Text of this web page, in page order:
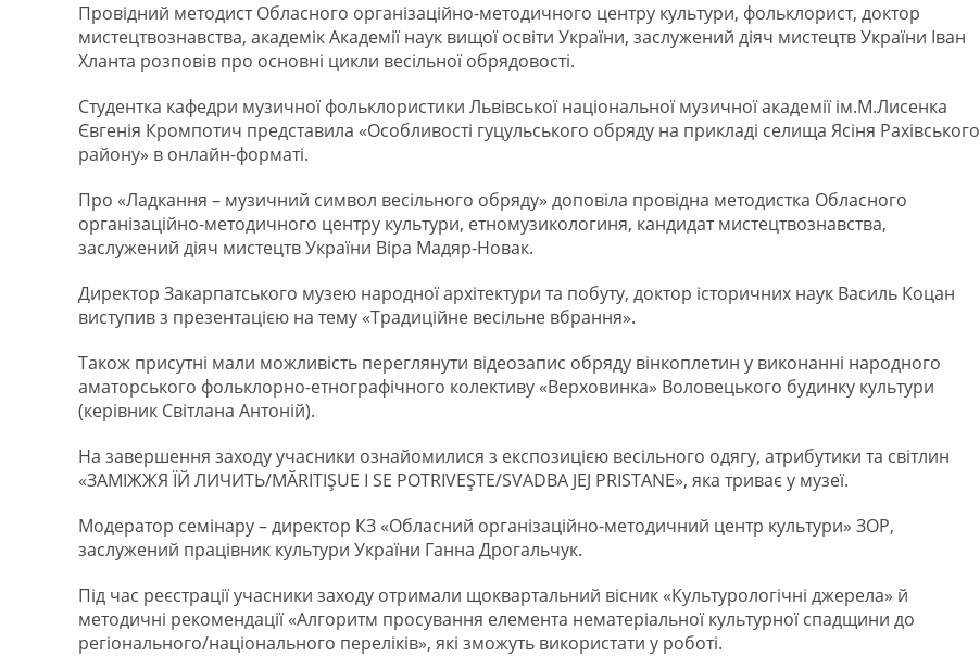
Провідний методист Обласного організаційно-методичного центру культури, фольклорист, доктор
мистецтвознавства, академік Академії наук вищої освіти України, заслужений діяч мистецтв України Іван
Хланта розповів про основні цикли весільної обрядовості.
Студентка кафедри музичної фольклористики Львівської національної музичної академії ім.М.Лисенка
Євгенія Кромпотич представила «Особливості гуцульського обряду на прикладі селища Ясіня Рахівського
району» в онлайн-форматі.
Про «Ладкання – музичний символ весільного обряду» доповіла провідна методистка Обласного
організаційно-методичного центру культури, етномузикологиня, кандидат мистецтвознавства,
заслужений діяч мистецтв України Віра Мадяр-Новак.
Директор Закарпатського музею народної архітектури та побуту, доктор історичних наук Василь Коцан
виступив з презентацією на тему «Традиційне весільне вбрання».
Також присутні мали можливість переглянути відеозапис обряду вінкоплетин у виконанні народного
аматорського фольклорно-етнографічного колективу «Верховинка» Воловецького будинку культури
(керівник Світлана Антоній).
На завершення заходу учасники ознайомилися з експозицією весільного одягу, атрибутики та світлин
«ЗАМІЖЖЯ ЇЙ ЛИЧИТЬ/MӐRITIŞUE I SE POTRIVEŞTE/SVADBA JEJ PRISTANE», яка триває у музеї.
Модератор семінару – директор КЗ «Обласний організаційно-методичний центр культури» ЗОР,
заслужений працівник культури України Ганна Дрогальчук.
Під час реєстрації учасники заходу отримали щоквартальний вісник «Культурологічні джерела» й
методичні рекомендації «Алгоритм просування елемента нематеріальної культурної спадщини до
регіонального/національного переліків», які зможуть використати у роботі.